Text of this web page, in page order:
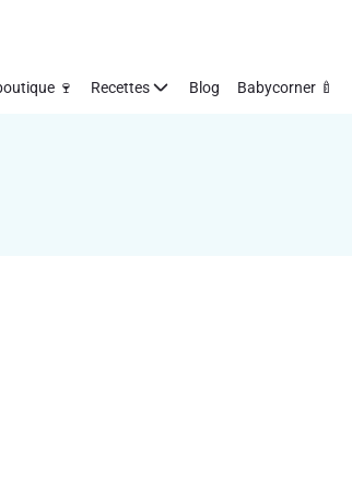
🍷 Recettes Blog Babycorner 🍼